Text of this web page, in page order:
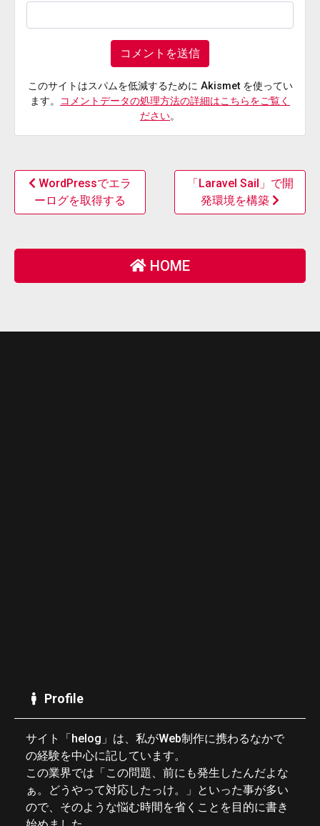
このサイトはスパムを低減するために Akismet を使ってい
ます。
コメントデータの処理方法の詳細はこちらをご覧く
ださい。
WordPressでエラ
ーログを取得する
「Laravel Sail」で開
発環境を構築
HOME
Profile
サイト「helog」は、私がWeb制作に携わるなかで
の経験を中心に記しています。
この業界では「この問題、前にも発生したんだよな
ぁ。どうやって対応したっけ。」といった事が多い
ので、そのような悩む時間を省くことを目的に書き